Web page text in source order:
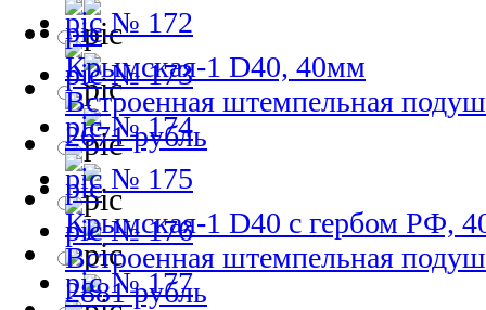
№ 172
№ 173
№ 174
№ 175
№ 176
№ 177
Крымская-1 D40, 40мм
Встроенная штемпельная
2671 рубль
Крымская-1 D40 с гербом РФ,
Встроенная штемпельная
2881 рубль